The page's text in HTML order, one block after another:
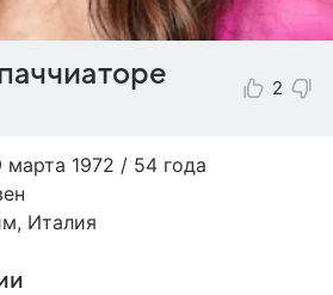
2
марта 1972 / 54 года
Италия